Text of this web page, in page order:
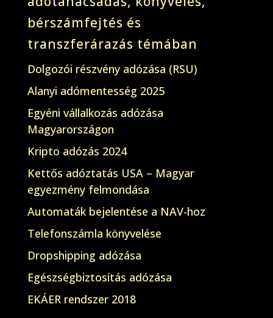
bérszámfejtés és
transzferárazás témában
Dolgozói részvény adózása (RSU)
Alanyi adómentesség 2025
Egyéni vállalkozás adózása
Magyarországon
Kripto adózás 2024
Kettős adóztatás USA – Magyar
egyezmény felmondása
Automaták bejelentése a NAV-hoz
Telefonszámla könyvelése
Dropshipping adózása
Egészségbiztosítás adózása
EKÁER rendszer 2018